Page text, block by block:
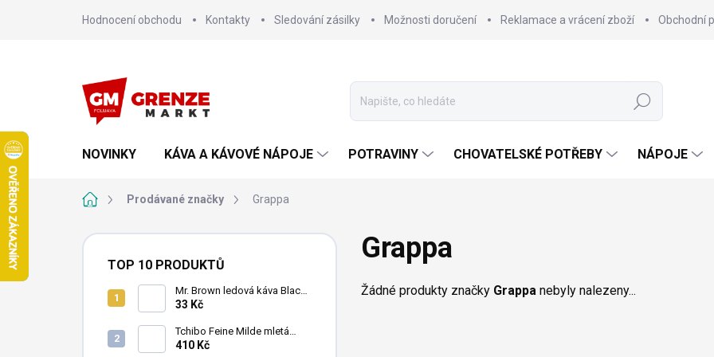
Hodnocení obchodu Kontakty Sledování zásilky Možnosti doručení Reklamace a vrácení zboží Obchodní
Hledat
NOVINKY KÁVA A KÁVOVÉ NÁPOJE POTRAVINY CHOVATELSKÉ POTŘEBY NÁPOJE
DomůProdávané značky Grappa
P
TOP 10 PRODUKTŮ
Mr. Brown ledová káva Black
240 ml
33 Kč
Tchibo Feine Milde mletá
káva 4x250g
410 Kč
Grappa
Žádné produkty značky Grappa nebyly nalezeny...